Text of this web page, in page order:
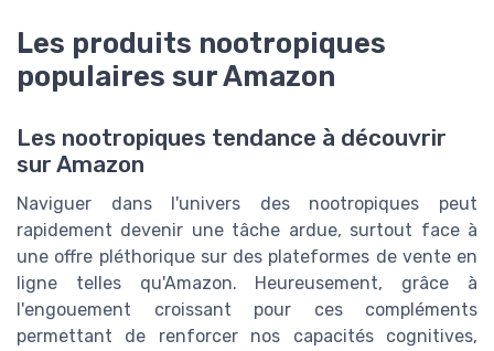
Les produits nootropiques
populaires sur Amazon
Les nootropiques tendance à découvrir
sur Amazon
Naviguer dans l'univers des nootropiques peut
rapidement devenir une tâche ardue, surtout face à
une offre pléthorique sur des plateformes de vente en
ligne telles qu'Amazon. Heureusement, grâce à
l'engouement croissant pour ces compléments
permettant de renforcer nos capacités cognitives,